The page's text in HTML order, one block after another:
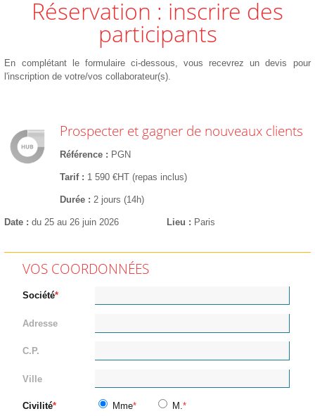
Réservation : inscrire des
participants
En complétant le formulaire ci-dessous, vous recevrez un devis pour
l'inscription de votre/vos collaborateur(s).
Prospecter et gagner de nouveaux clients
Référence PGN
Tarif 1 590 €HT (repas inclus)
Durée 2 jours (14h)
Date du 25 au 26 juin 2026 Lieu Paris
VOS COORDONNÉES
Société
Adresse
C.P.
Ville
Civilité Mme M.